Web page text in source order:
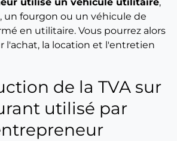
utilise un véhicule utilitaire,
un fourgon ou un véhicule de
en utilitaire. Vous pourrez alors
l'achat, la location et l'entretien
de la TVA sur
utilisé par